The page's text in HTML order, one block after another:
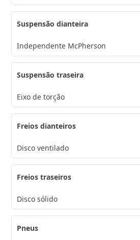
Suspensão dianteira
Independente McPherson
Suspensão traseira
Eixo de torção
Freios dianteiros
Disco ventilado
Freios traseiros
Disco sólido
Pneus